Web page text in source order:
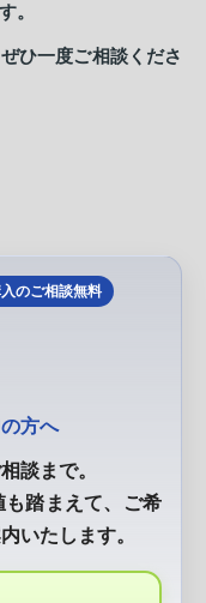
。
ひ一度ご相談くださ
のご相談無料
方へ
談まで。
踏まえて、ご希
いたします。